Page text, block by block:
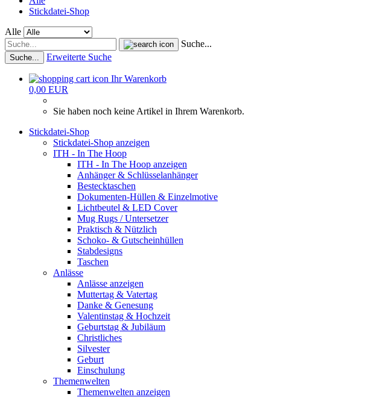
Stickdatei-Shop
Alle
Suche...
Suche... Erweiterte Suche
Ihr Warenkorb
0,00 EUR
Sie haben noch keine Artikel in Ihrem Warenkorb.
Stickdatei-Shop
Stickdatei-Shop anzeigen
ITH - In The Hoop
ITH - In The Hoop anzeigen
Anhänger & Schlüsselanhänger
Bestecktaschen
Dokumenten-Hüllen & Einzelmotive
Lichtbeutel & LED Cover
Mug Rugs / Untersetzer
Praktisch & Nützlich
Schoko- & Gutscheinhüllen
Stabdesigns
Taschen
Anlässe
Anlässe anzeigen
Muttertag & Vatertag
Danke & Genesung
Valentinstag & Hochzeit
Geburtstag & Jubiläum
Christliches
Silvester
Geburt
Einschulung
Themenwelten
Themenwelten anzeigen